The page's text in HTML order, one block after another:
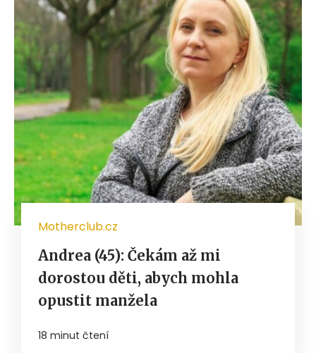
Motherclub.cz
Andrea (45): Čekám až mi
dorostou děti, abych mohla
opustit manžela
18 minut čtení